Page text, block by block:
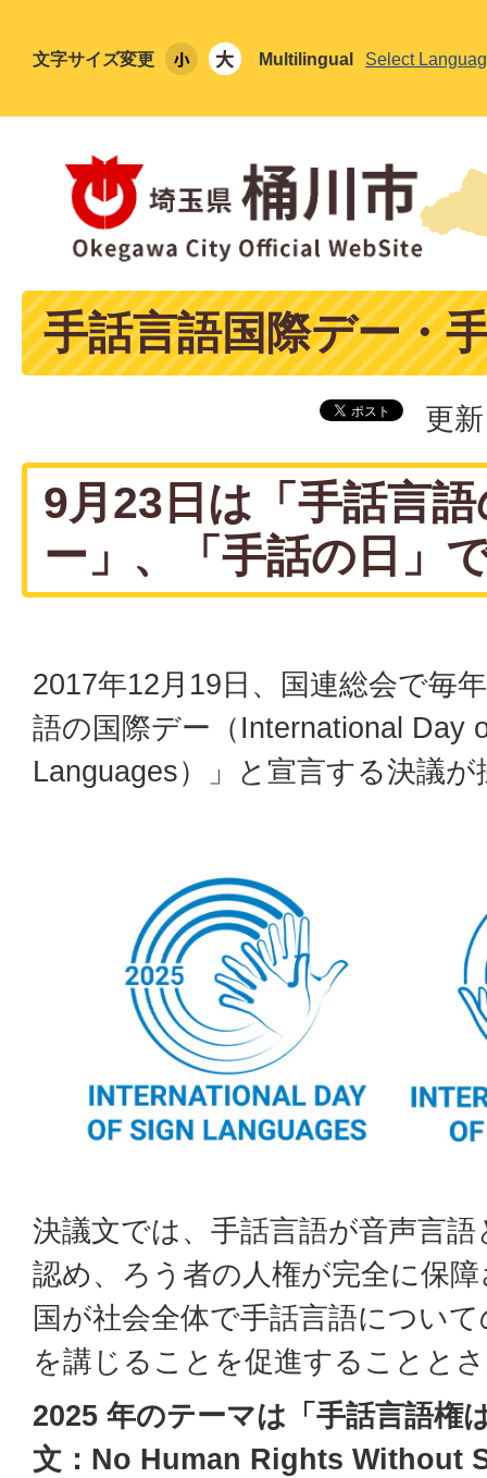
文字サイズ変更 Multilingual Select
手話言語国際デー・
更
9月23日は「手話言
ー」、「手話の日」
2017年12月19日、国連総会で毎
語の国際デー（International Day
Languages）」と宣言する決議
決議文では、手話言語が音声言
認め、ろう者の人権が完全に保
国が社会全体で手話言語につい
を講じることを促進することと
2025 年のテーマは「手話言語権
文：No Human Rights Without